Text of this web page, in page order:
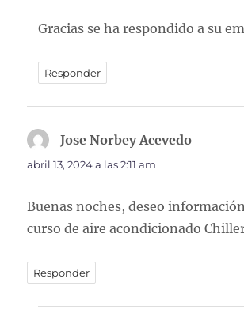
Gracias se ha respondido a su
Responder
Jose Norbey Acevedo
abril 13, 2024 a las 2:11 am
Buenas noches, deseo
curso de aire acondicionado
Responder